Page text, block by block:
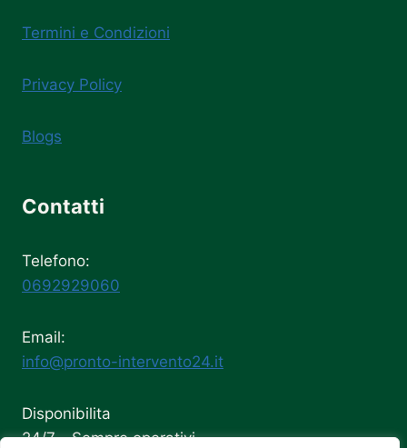
Termini e Condizioni
Privacy Policy
Blogs
Contatti
Telefono:
0692929060
Email:
info@pronto-intervento24.it
Disponibilita
24/7 - Sempre operativi